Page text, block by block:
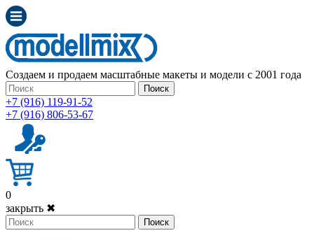
Создаем и продаем масштабные макеты и модели с 2001 года
Поиск
+7 (916) 119-91-52
+7 (916) 806-53-67
0
закрыть ✖
Поиск